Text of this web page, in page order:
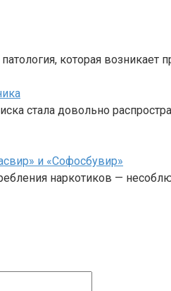
которая
стала довольно
и «Софосбувир»
наркотиков —